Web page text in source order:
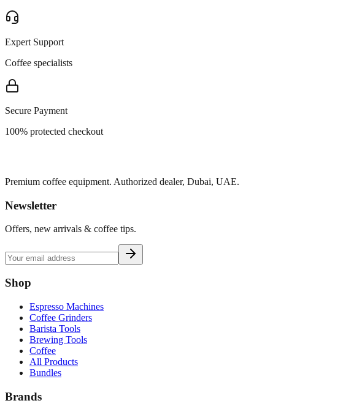
Expert Support
Coffee specialists
Secure Payment
100% protected checkout
Premium coffee equipment. Authorized dealer, Dubai, UAE.
Newsletter
Offers, new arrivals & coffee tips.
Shop
Espresso Machines
Coffee Grinders
Barista Tools
Brewing Tools
Coffee
All Products
Bundles
Brands